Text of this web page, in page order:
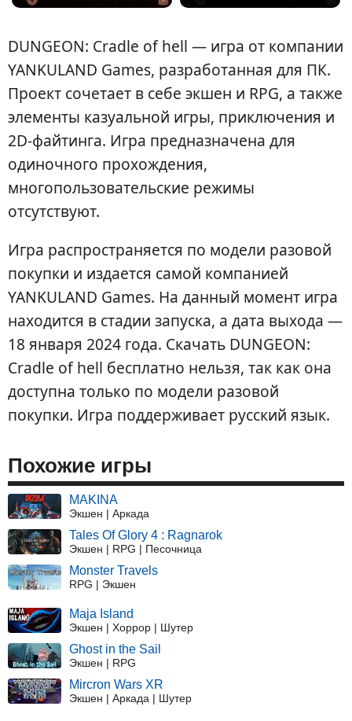
DUNGEON: Cradle of hell — игра от компании
YANKULAND Games, разработанная для ПК.
Проект сочетает в себе экшен и RPG, а также
элементы казуальной игры, приключения и
2D-файтинга. Игра предназначена для
одиночного прохождения,
многопользовательские режимы
отсутствуют.
Игра распространяется по модели разовой
покупки и издается самой компанией
YANKULAND Games. На данный момент игра
находится в стадии запуска, а дата выхода —
18 января 2024 года. Скачать DUNGEON:
Cradle of hell бесплатно нельзя, так как она
доступна только по модели разовой
покупки. Игра поддерживает русский язык.
Похожие игры
MAKINA
Экшен | Аркада
Tales Of Glory 4 : Ragnarok
Экшен | RPG | Песочница
Monster Travels
RPG | Экшен
Maja Island
Экшен | Хоррор | Шутер
Ghost in the Sail
Экшен | RPG
Mircron Wars XR
Экшен | Аркада | Шутер